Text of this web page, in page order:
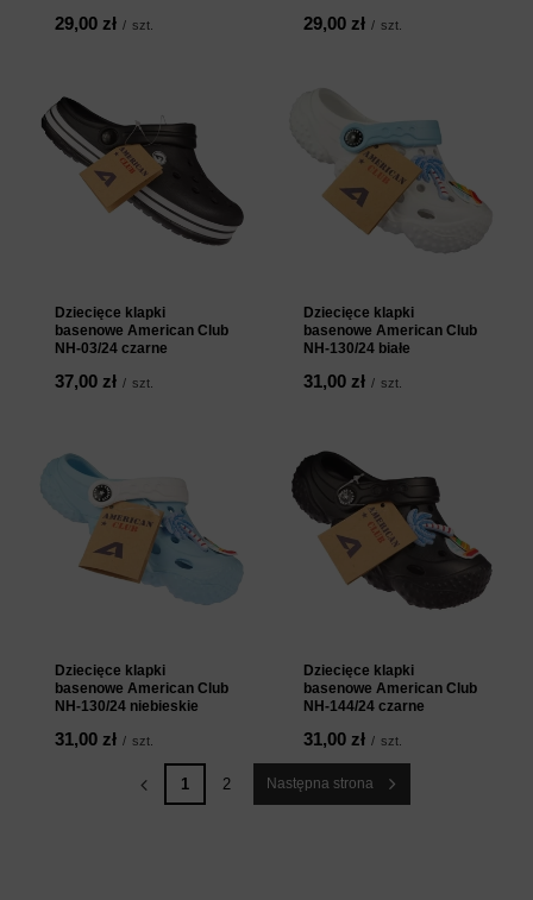
29,00 zł / szt. 29,00 zł / szt.
Dziecięce klapki
basenowe American Club
NH-03/24 czarne
37,00 zł / szt.
Dziecięce klapki
basenowe American Club
NH-130/24 białe
31,00 zł / szt.
Dziecięce klapki
basenowe American Club
NH-130/24 niebieskie
31,00 zł / szt.
Dziecięce klapki
basenowe American Club
NH-144/24 czarne
31,00 zł / szt.
1 2 Następna strona